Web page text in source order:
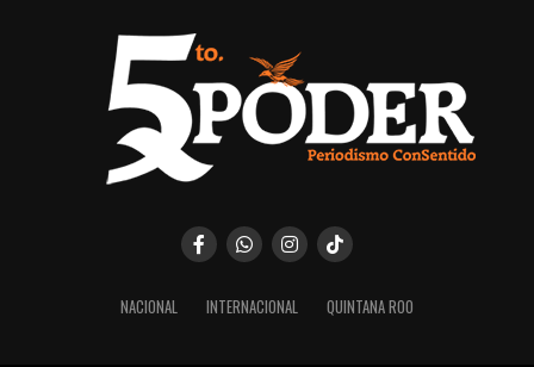
NACIONAL INTERNACIONAL QUINTANA ROO